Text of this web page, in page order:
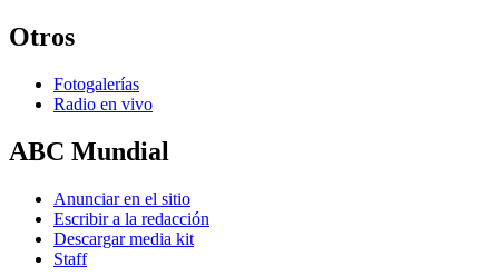
Otros
Fotogalerías
Radio en vivo
ABC Mundial
Anunciar en el sitio
Escribir a la redacción
Descargar media kit
Staff